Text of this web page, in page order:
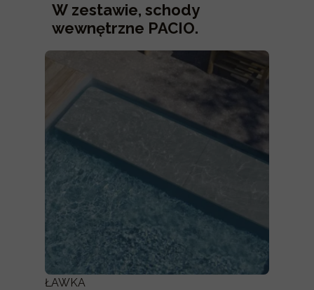
ŁAWKA
W zestawie, schody
wewnętrzne PACIO.